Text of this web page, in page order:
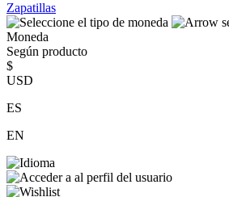
Zapatillas
Moneda
Según producto
$
USD
ES
EN